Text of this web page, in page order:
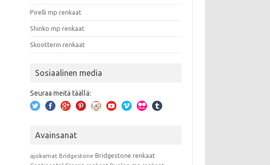
Pirelli mp renkaat
Shinko mp renkaat
Skootterin renkaat
Sosiaalinen media
Seuraa meitä täällä:
Avainsanat
ajokamat Bridgestone Bridgestone renkaat